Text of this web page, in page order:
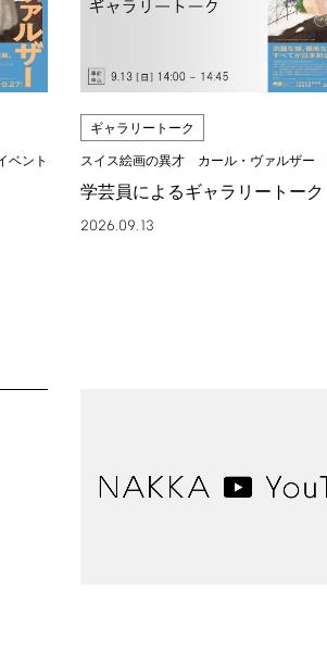
ベント
ギャラリートーク
スイス絵画の異才 カール・ヴァルザー
学芸員によるギャラリートーク
2026.09.13